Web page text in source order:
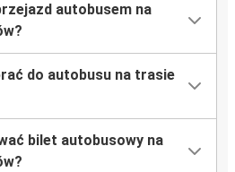
autobusem na
do autobusu na trasie
bilet autobusowy na